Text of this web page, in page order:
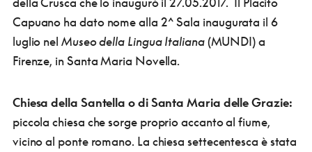
Capuano ha dato nome alla 2^ Sala inaugurata il 6
luglio nel Museo della Lingua Italiana(MUNDI) a
Firenze, in Santa Maria Novella.
Chiesa della Santella o di Santa Maria delle Grazie:
piccola chiesa che sorge proprio accanto al fiume,
vicino al ponte romano. La chiesa settecentesca è stata